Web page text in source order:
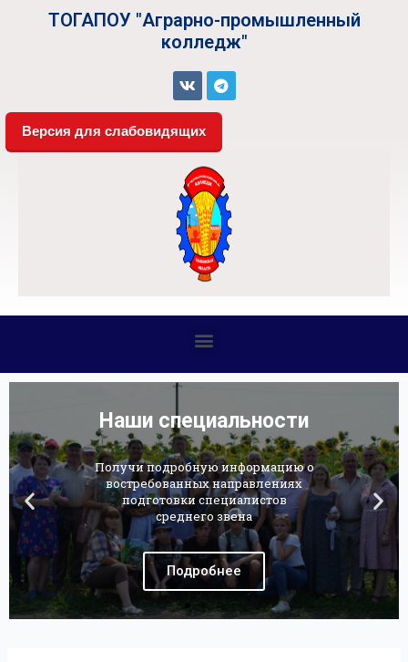
ТОГАПОУ "Аграрно-промышленный
колледж"
Версия для слабовидящих
Наши специальности
Получи подробную информацию о
востребованных направлениях
подготовки специалистов
среднего звена
Подробнее